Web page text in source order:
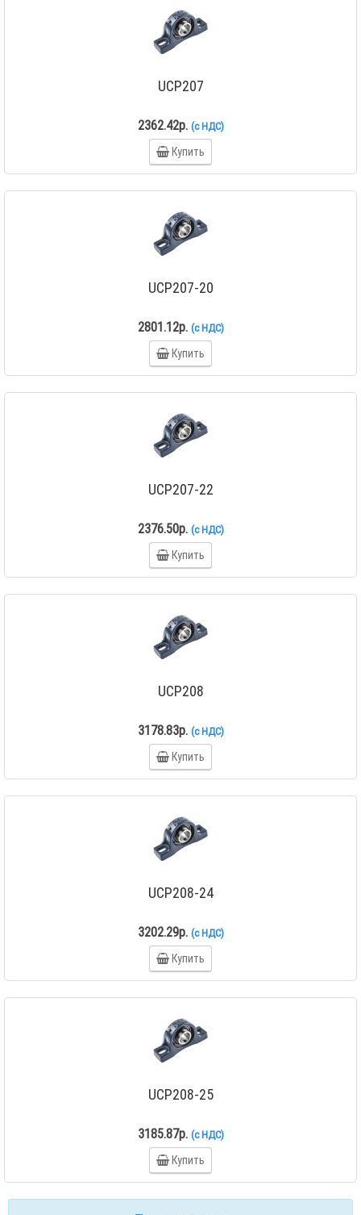
UCP207
2362.42р. (с НДС)
Купить
UCP207-20
2801.12р. (с НДС)
Купить
UCP207-22
2376.50р. (с НДС)
Купить
UCP208
3178.83р. (с НДС)
Купить
UCP208-24
3202.29р. (с НДС)
Купить
UCP208-25
3185.87р. (с НДС)
Купить